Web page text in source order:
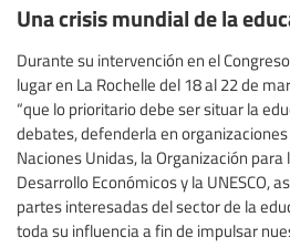
Una crisis mundial de la
Durante su intervención en el
lugar en La Rochelle del 18 al 22 de
“que lo prioritario debe ser situar la
debates, defenderla en
Naciones Unidas, la Organización para
Desarrollo Económicos y la UNESCO,
partes interesadas del sector de la
toda su influencia a fin de impulsar